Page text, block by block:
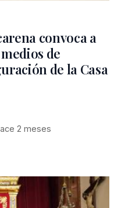
convoca a
de
de la Casa
2 meses